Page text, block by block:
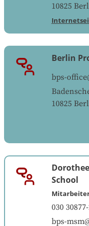
10825
Berlin
bps-
10825
School
030
bps-